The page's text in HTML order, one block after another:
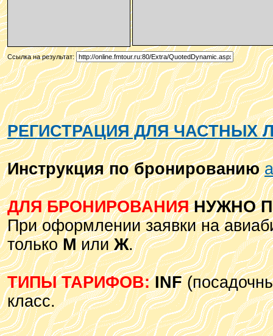
Ссылка на результат:
РЕГИСТРАЦИЯ ДЛЯ ЧАСТНЫХ
Инструкция по бронированию
ДЛЯ БРОНИРОВАНИЯНУЖНО
При оформлении заявки на
толькоМилиЖ.
ТИПЫ ТАРИФОВ: INF
класс.